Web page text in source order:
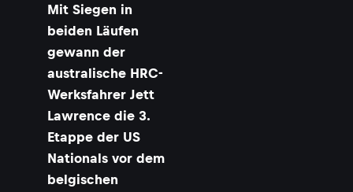
Mit Siegen in
beiden Läufen
gewann der
australische HRC-
Werksfahrer Jett
Lawrence die 3.
Etappe der US
Nationals vor dem
belgischen